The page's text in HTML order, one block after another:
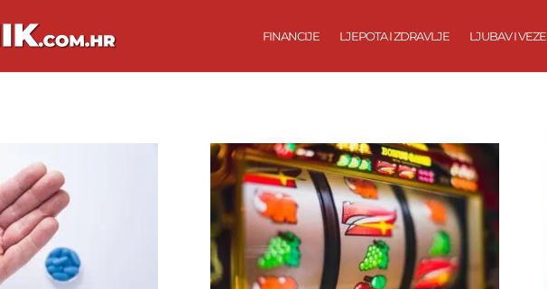
FINANCIJE LJEPOTA I ZDRAVLJE LJUBAV I VEZE